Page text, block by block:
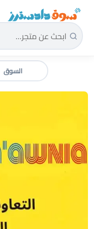
سوق دادسترز الرئيسية
السوق